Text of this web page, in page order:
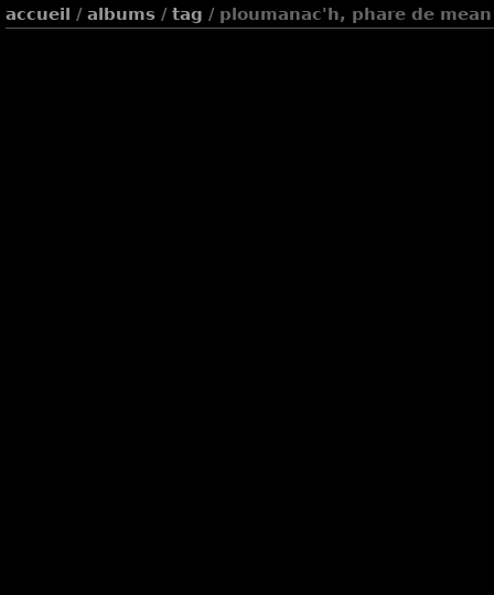
accueil / albums/ tag / ploumanac'h, phare de